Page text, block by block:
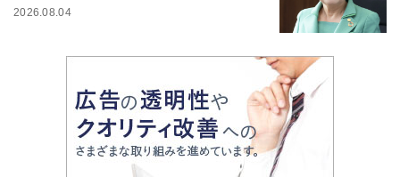
2026.08.04